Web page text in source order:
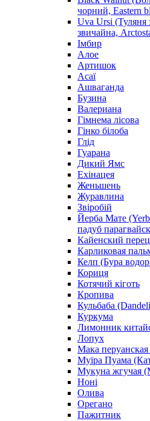
чорний, Eastern
Uva Ursi (Туляня
звичайна,
Імбир
Алое
Артишок
Асаї
Ашваганда
Бузина
Валериана
Гімнема лісова
Гінко білоба
Глід
Гуарана
Дикий Ямс
Ехінацея
Женьшень
Журавлина
Звіробій
Йерба Мате
падуб
Кайенский перец
Карликовая
Келп (Бура
Кориця
Котячий кіготь
Кропива
Кульбаба
Куркума
Лимонник
Лопух
Мака
Муїра Пуама
Мукуна жгучая
Ноні
Олива
Орегано
Пажитник